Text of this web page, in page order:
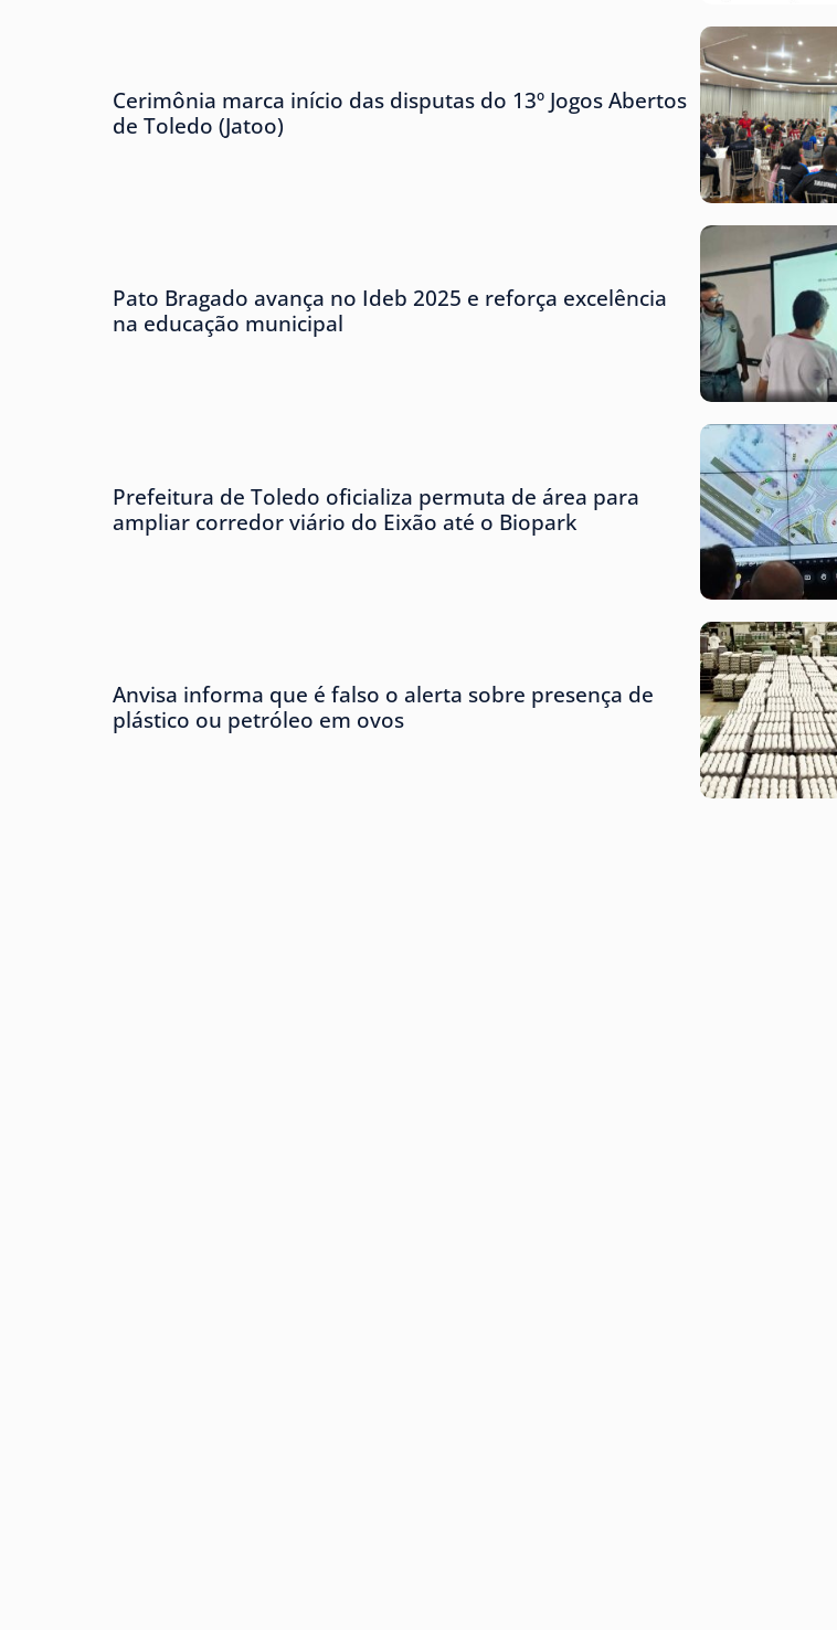
Cerimônia marca início das disputas do 13º Jogos Abertos
de Toledo (Jatoo)
Pato Bragado avança no Ideb 2025 e reforça excelência
na educação municipal
Prefeitura de Toledo oficializa permuta de área para
ampliar corredor viário do Eixão até o Biopark
Anvisa informa que é falso o alerta sobre presença de
plástico ou petróleo em ovos